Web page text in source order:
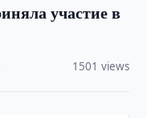
участие в
1501 views